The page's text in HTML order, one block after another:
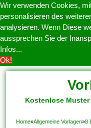
Wir verwenden Cookies,
personalisieren des
analysieren. Wenn Diese
aussprechen Sie der
Infos...
Ok!
Kostenlose
Home»Allgemeine Vorlagen»8